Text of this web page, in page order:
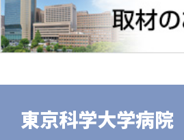
東京科学大学病院